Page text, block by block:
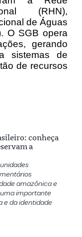
(RHN),
de Águas
O SGB opera
gerando
sistemas de
de recursos
conheça
a
amazônica e
importante
e da identidade